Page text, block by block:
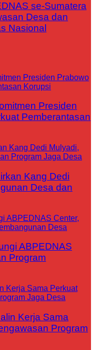
se-Sumatera
Desa dan
Nasional
Presiden
Pemberantasan
Kang Dedi
Desa dan
ABPEDNAS
Program
Kerja Sama
Program